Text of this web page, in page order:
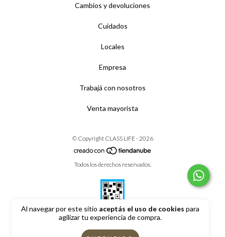
Al navegar por este sitio aceptás el uso de cookies para
agilizar tu experiencia de compra.
Cambios y devoluciones
Cuidados
Locales
Empresa
Trabajá con nosotros
Venta mayorista
© Copyright CLASS LIFE - 2026
Todos los derechos reservados.
Defensa de las y los consumidores. Para reclamos